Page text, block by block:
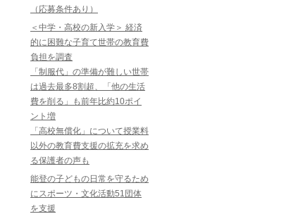
（応募条件あり）
＜中学・高校の新入学＞ 経済
的に困難な子育て世帯の教育費
負担を調査
「制服代」の準備が難しい世帯
は過去最多8割超、「他の生活
費を削る」も前年比約10ポイ
ント増
「高校無償化」について授業料
以外の教育費支援の拡充を求め
る保護者の声も
能登の子どもの日常を守るため
にスポーツ・文化活動51団体
を支援